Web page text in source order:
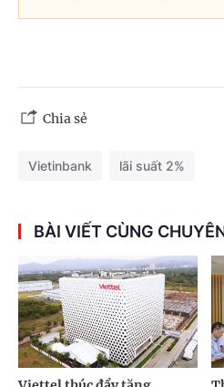
Chia sẻ
Vietinbank lãi suất 2%
BÀI VIẾT CÙNG